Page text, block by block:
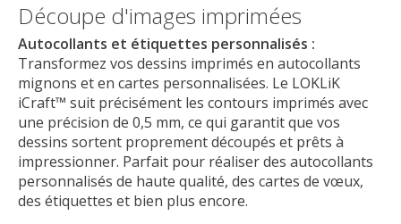
Découpe d'images imprimées
Autocollants et étiquettes personnalisés :
Transformez vos dessins imprimés en autocollants
mignons et en cartes personnalisées. Le LOKLiK
iCraft™ suit précisément les contours imprimés avec
une précision de 0,5 mm, ce qui garantit que vos
dessins sortent proprement découpés et prêts à
impressionner. Parfait pour réaliser des autocollants
personnalisés de haute qualité, des cartes de vœux,
des étiquettes et bien plus encore.